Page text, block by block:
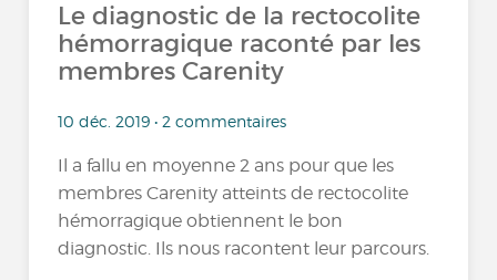
Le diagnostic de la rectocolite
hémorragique raconté par les
membres Carenity
10 déc. 2019 • 2 commentaires
Il a fallu en moyenne 2 ans pour que les
membres Carenity atteints de rectocolite
hémorragique obtiennent le bon
diagnostic. Ils nous racontent leur parcours.